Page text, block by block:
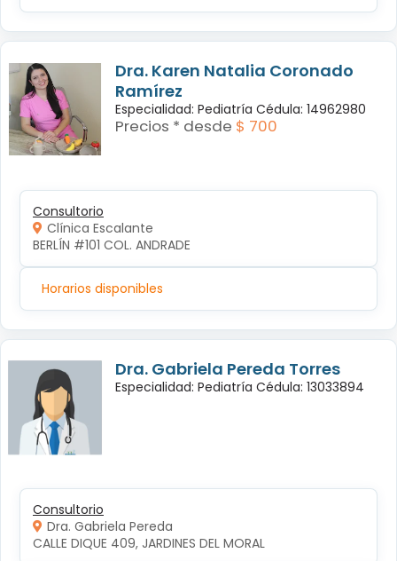
Dra. Karen Natalia Coronado
Ramírez
Especialidad: Pediatría Cédula: 14962980
Precios * desde $ 700
Consultorio
Clínica Escalante
BERLÍN #101 COL. ANDRADE
Horarios disponibles
Dra. Gabriela Pereda Torres
Especialidad: Pediatría Cédula: 13033894
Consultorio
Dra. Gabriela Pereda
CALLE DIQUE 409, JARDINES DEL MORAL